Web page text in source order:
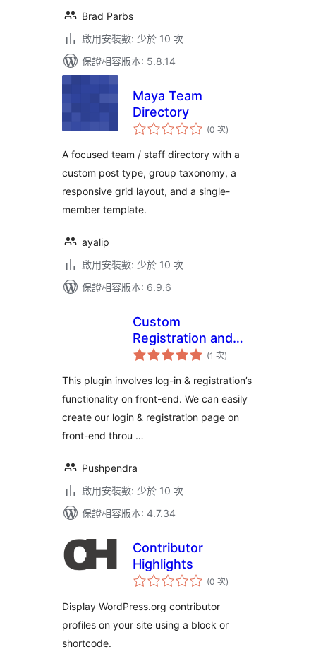
Brad Parbs
啟用安裝數: 少於 10 次
保證相容版本: 5.8.14
Maya Team
Directory
(0 次評
分
數
)
A focused team / staff directory with a
custom post type, group taxonomy, a
responsive grid layout, and a single-
member template.
ayalip
啟用安裝數: 少於 10 次
保證相容版本: 6.9.6
Custom
Registration and
Login
(1 次評
分
數
)
This plugin involves log-in & registration’s
functionality on front-end. We can easily
create our login & registration page on
front-end throu …
Pushpendra
啟用安裝數: 少於 10 次
保證相容版本: 4.7.34
Contributor
Highlights
(0 次評
分)
Display WordPress.org contributor
profiles on your site using a block or
shortcode.